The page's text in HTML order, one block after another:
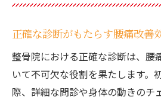
正確な診断がもたらす腰痛改善
整骨院における正確な診断は、腰
いて不可欠な役割を果たします。
際、詳細な問診や身体の動きのチ